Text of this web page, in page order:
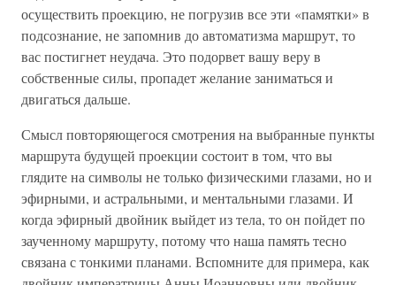
осуществить проекцию, не погрузив все эти «памятки» в
подсознание, не запомнив до автоматизма маршрут, то
вас постигнет неудача. Это подорвет вашу веру в
собственные силы, пропадет желание заниматься и
двигаться дальше.
Смысл повторяющегося смотрения на выбранные пункты
маршрута будущей проекции состоит в том, что вы
глядите на символы не только физическими глазами, но и
эфирными, и астральными, и ментальными глазами. И
когда эфирный двойник выйдет из тела, то он пойдет по
заученному маршруту, потому что наша память тесно
связана с тонкими планами. Вспомните для примера, как